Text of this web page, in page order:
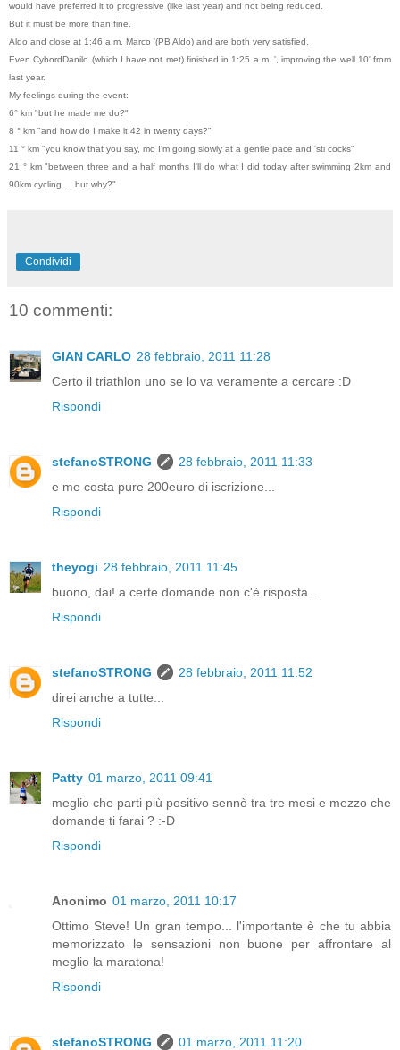
would have preferred it to progressive (like last year) and not being reduced.
But it must be more than fine.
Aldo and close at 1:46 a.m. Marco '(PB Aldo) and are both very satisfied.
Even CybordDanilo (which I have not met) finished in 1:25 a.m. ', improving the well 10' from
last year.
My feelings during the event:
6° km "but he made me do?"
8 ° km "and how do I make it 42 in twenty days?"
11 ° km "you know that you say, mo I'm going slowly at a gentle pace and 'sti cocks"
21 ° km "between three and a half months I'll do what I did today after swimming 2km and
90km cycling ... but why?"
Condividi
10 commenti:
GIAN CARLO 28 febbraio, 2011 11:28
Certo il triathlon uno se lo va veramente a cercare :D
Rispondi
stefanoSTRONG
28 febbraio, 2011 11:33
e me costa pure 200euro di iscrizione...
Rispondi
theyogi 28 febbraio, 2011 11:45
buono, dai! a certe domande non c'è risposta....
Rispondi
stefanoSTRONG
28 febbraio, 2011 11:52
direi anche a tutte...
Rispondi
Patty 01 marzo, 2011 09:41
meglio che parti più positivo sennò tra tre mesi e mezzo che
domande ti farai ? :-D
Rispondi
Anonimo 01 marzo, 2011 10:17
Ottimo Steve! Un gran tempo... l'importante è che tu abbia
memorizzato le sensazioni non buone per affrontare al
meglio la maratona!
Rispondi
stefanoSTRONG
01 marzo, 2011 11:20